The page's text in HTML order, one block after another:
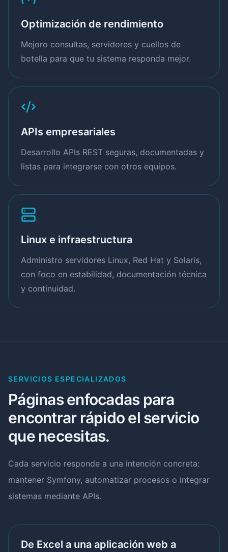
Optimización de rendimiento
Mejoro consultas, servidores y cuellos de
botella para que tu sistema responda mejor.
APIs empresariales
Desarrollo APIs REST seguras, documentadas y
listas para integrarse con otros equipos.
Linux e infraestructura
Administro servidores Linux, Red Hat y Solaris,
con foco en estabilidad, documentación técnica
y continuidad.
SERVICIOS ESPECIALIZADOS
Páginas enfocadas para
encontrar rápido el servicio
que necesitas.
Cada servicio responde a una intención concreta:
mantener Symfony, automatizar procesos o integrar
sistemas mediante APIs.
De Excel a una aplicación web a